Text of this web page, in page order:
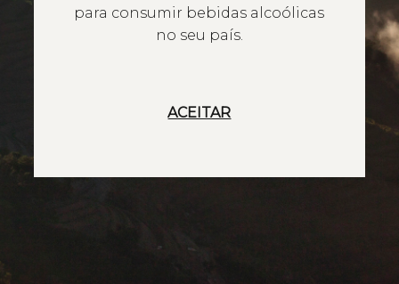
para consumir bebidas alcoólicas
no seu país.
ACEITAR